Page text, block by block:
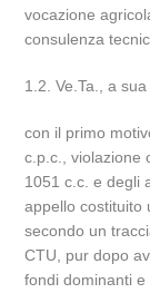
vocazione
consulenza
1.2. Ve.Ta., a
con il primo
c.p.c., violazione
1051 c.c. e degli
appello costituito
secondo un
CTU, pur dopo
fondi dominanti